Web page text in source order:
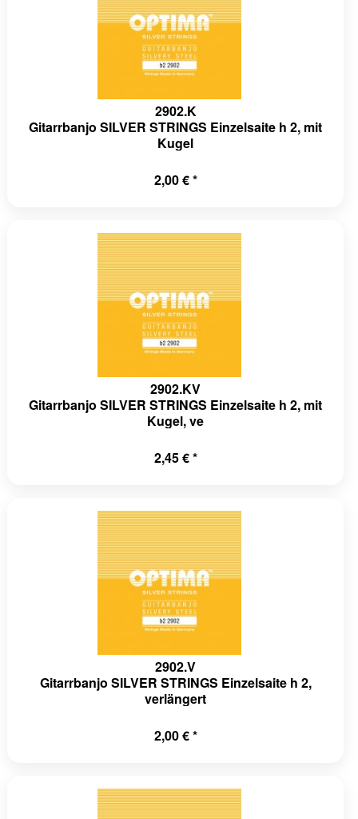
2902.K
Gitarrbanjo SILVER STRINGS Einzelsaite h 2, mit
Kugel
2,00 € *
2902.KV
Gitarrbanjo SILVER STRINGS Einzelsaite h 2, mit
Kugel, ve
2,45 € *
2902.V
Gitarrbanjo SILVER STRINGS Einzelsaite h 2,
verlängert
2,00 € *